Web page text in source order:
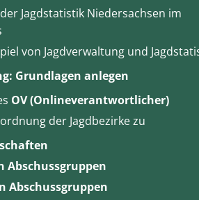
Jagdstatistik Niedersachsen im
von Jagdverwaltung und
Grundlagen anlegen
OV (Onlineverantwortlicher)
der Jagdbezirke zu
Abschussgruppen
Abschussgruppen